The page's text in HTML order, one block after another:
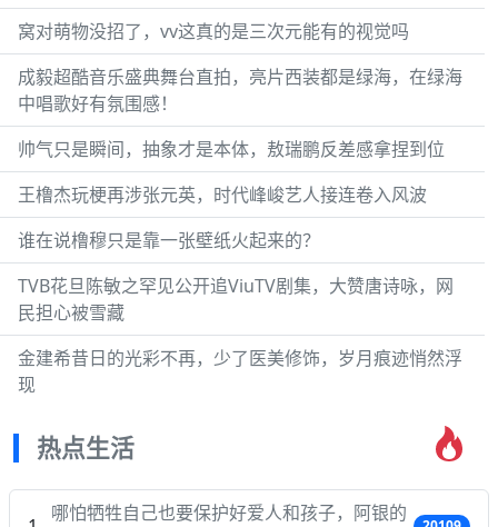
窝对萌物没招了，vv这真的是三次元能有的视觉吗
成毅超酷音乐盛典舞台直拍，亮片西装都是绿海，在绿海
中唱歌好有氛围感！
帅气只是瞬间，抽象才是本体，敖瑞鹏反差感拿捏到位
王橹杰玩梗再涉张元英，时代峰峻艺人接连卷入风波
谁在说橹穆只是靠一张壁纸火起来的？
TVB花旦陈敏之罕见公开追ViuTV剧集，大赞唐诗咏，网
民担心被雪藏
金建希昔日的光彩不再，少了医美修饰，岁月痕迹悄然浮
现
热点生活
哪怕牺牲自己也要保护好爱人和孩子，阿银的